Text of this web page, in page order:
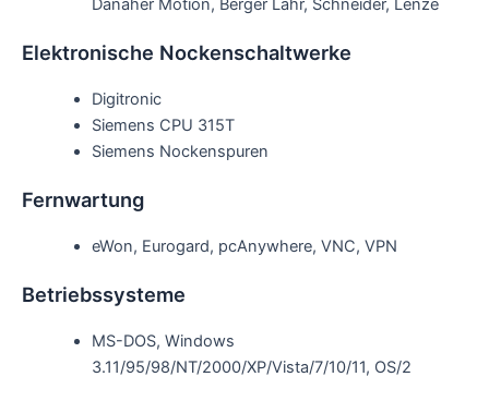
Danaher Motion, Berger Lahr, Schneider, Lenze
Elektronische Nockenschaltwerke
Digitronic
Siemens CPU 315T
Siemens Nockenspuren
Fernwartung
eWon, Eurogard, pcAnywhere, VNC, VPN
Betriebssysteme
MS-DOS, Windows
3.11/95/98/NT/2000/XP/Vista/7/10/11, OS/2